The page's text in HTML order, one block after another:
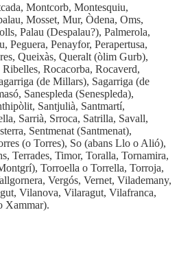
Montcorb, Montesquiu,
Mosset, Mur, Òdena, Oms,
Palau (Despalau?), Palmerola,
Peguera, Penayfor, Perapertusa,
Queixàs, Queralt (òlim Gurb),
Rocacorba, Rocaverd,
(de Millars), Sagarriga (de
Sanespleda (Senespleda),
Santjulià, Santmartí,
Sarrià, Srroca, Satrilla, Savall,
Sentmenat (Santmenat),
(o Torres), So (abans Llo o Alió),
Terrades, Timor, Toralla, Tornamira,
Torroella o Torrella, Torroja,
Vergós, Vernet, Vilademany,
Vilanova, Vilaragut, Vilafranca,
Xammar).